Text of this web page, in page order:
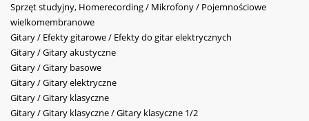
Sprzęt studyjny, Homerecording / Mikrofony / Pojemnościowe
wielkomembranowe
Gitary / Efekty gitarowe / Efekty do gitar elektrycznych
Gitary / Gitary akustyczne
Gitary / Gitary basowe
Gitary / Gitary elektryczne
Gitary / Gitary klasyczne
Gitary / Gitary klasyczne / Gitary klasyczne 1/2